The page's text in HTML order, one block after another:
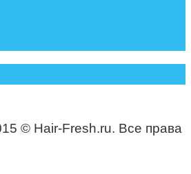
© Hair-Fresh.ru. Все права